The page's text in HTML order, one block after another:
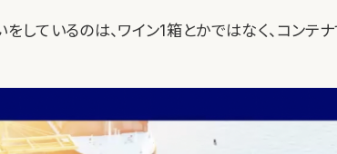
ているのは、ワイン1箱とかではなく、コンテナ